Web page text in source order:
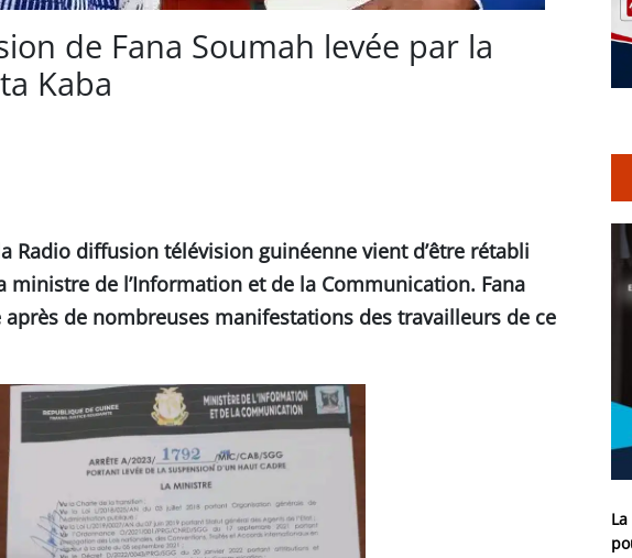
de Fana Soumah levée par la
Kaba
Radio diffusion télévision guinéenne vient d’être rétabli
ministre de l’Information et de la Communication. Fana
de nombreuses manifestations des travailleurs de ce